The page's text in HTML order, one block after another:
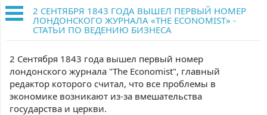
2 СЕНТЯБРЯ 1843 ГОДА ВЫШЕЛ ПЕРВЫЙ НОМЕР
ЛОНДОНСКОГО ЖУРНАЛА «THE ECONOMIST» -
СТАТЬИ ПО ВЕДЕНИЮ БИЗНЕСА
2 Сентября 1843 года вышел первый номер
лондонского журнала "The Economist", главный
редактор которого считал, что все проблемы в
экономике возникают из-за вмешательства
государства и церкви.